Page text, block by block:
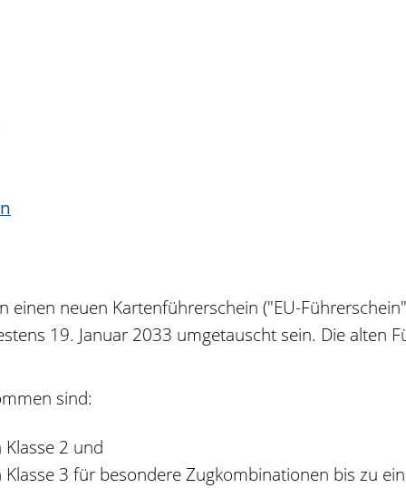
einen neuen Kartenführerschein ("EU-
19. Januar 2033 umgetauscht sein. Die alten
sind:
2 und
3 für besondere Zugkombinationen bis zu